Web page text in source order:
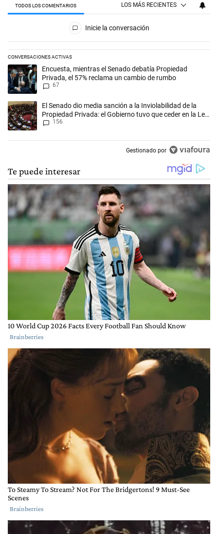
TODOS LOS COMENTARIOS LOS MÁS RECIENTES
Todos los comentarios
Inicie la conversación
CONVERSACIONES ACTIVAS
Este listado muestra los artículos con más comentarios en los
Un artículo de tendencia con el título "Encuesta, mientras el Senado
Encuesta, mientras el Senado debatía Propiedad
Privada, el 57% reclama un cambio de rumbo
67
Un artículo de tendencia con el título "El Senado dio media sanción a
El Senado dio media sanción a la Inviolabilidad de la
Propiedad Privada: el Gobierno tuvo que ceder en la Ley
del Manejo del Fuego
156
Gestionado por